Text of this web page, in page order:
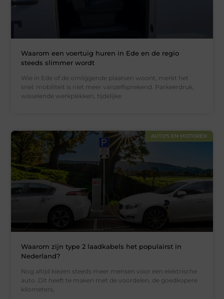
Waarom een voertuig huren in Ede en de regio
steeds slimmer wordt
Wie in Ede of de omliggende plaatsen woont, merkt het
snel: mobiliteit is niet meer vanzelfsprekend. Parkeerdruk,
wisselende werkplekken, tijdelijke
AUTO'S EN MOTOREN
Waarom zijn type 2 laadkabels het populairst in
Nederland?
Nog altijd kiezen steeds meer mensen voor een elektrische
auto. Dit heeft te maken met de voordelen, de goedkopere
kilometers,